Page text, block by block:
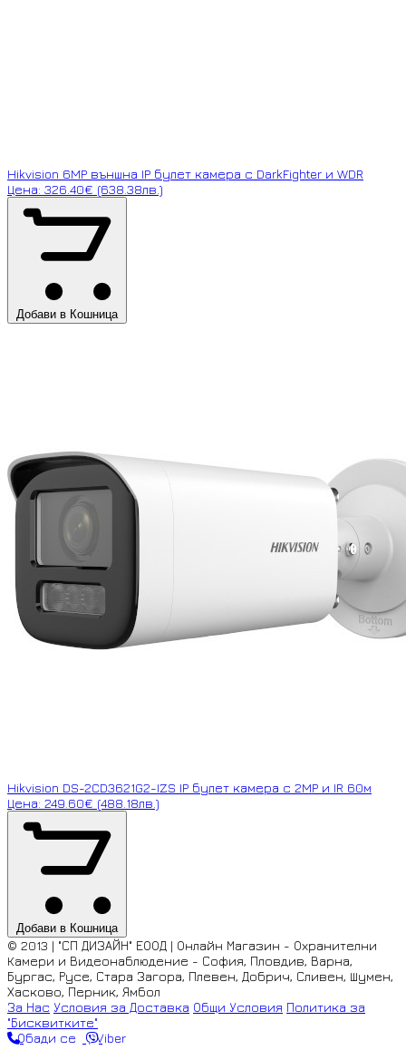
Hikvision 6MP външна IP булет камера с DarkFighter и WDR
Цена: 326.40€ (638.38лв.)
Добави в Кошница
Hikvision DS-2CD3621G2-IZS IP булет камера с 2MP и IR 60м
Цена: 249.60€ (488.18лв.)
Добави в Кошница
© 2013 | "СП ДИЗАЙН" ЕООД | Онлайн Магазин - Охранителни
Камери и Видеонаблюдение - София, Пловдив, Варна,
Бургас, Русе, Стара Загора, Плевен, Добрич, Сливен, Шумен,
Хасково, Перник, Ямбол
За Нас Условия за Доставка Общи Условия Политика за
"Бисквитките"
Обади се
Viber